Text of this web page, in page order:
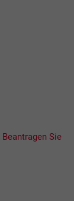
Beantragen Sie